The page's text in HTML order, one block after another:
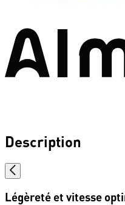
Description
Légèreté et vitesse